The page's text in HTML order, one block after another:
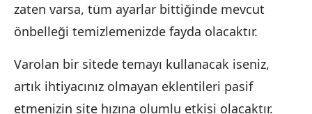
zaten varsa, tüm ayarlar bittiğinde mevcut
önbelleği temizlemenizde fayda olacaktır.
Varolan bir sitede temayı kullanacak iseniz,
artık ihtiyacınız olmayan eklentileri pasif
etmenizin site hızına olumlu etkisi olacaktır.